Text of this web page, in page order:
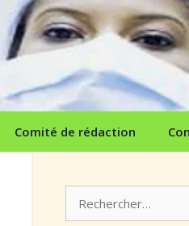
Comité de rédaction